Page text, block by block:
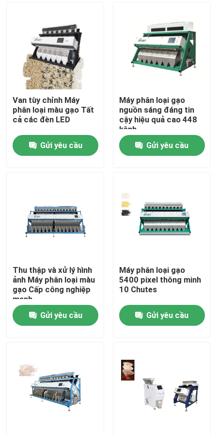
Nhà
Địa chỉ liên hệ
máy phân loại màu gạo
máy phân loại màu hạt
máy tách màu hạt điều
máy phân loại màu đậu phộng
Van tùy chỉnh Máy
phân loại màu gạo Tất
cả các đèn LED
Gửi yêu cầu
Máy phân loại gạo
nguồn sáng đáng tin
cậy hiệu quả cao 448
kênh
Gửi yêu cầu
Thu thập và xử lý hình
ảnh Máy phân loại màu
gạo Cấp công nghiệp
mạnh
Gửi yêu cầu
Máy phân loại gạo
5400 pixel thông minh
10 Chutes
Gửi yêu cầu